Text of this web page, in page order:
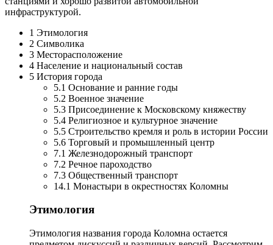
инфраструктурой.
1 Этимология
2 Символика
3 Месторасположение
4 Население и национальный состав
5 История города
5.1 Основание и ранние годы
5.2 Военное значение
5.3 Присоединение к Московскому княжеству
5.4 Религиозное и культурное значение
5.5 Строительство кремля и роль в истории России
5.6 Торговый и промышленный центр
7.1 Железнодорожный транспорт
7.2 Речное пароходство
7.3 Общественный транспорт
14.1 Монастыри в окрестностях Коломны
Этимология
Этимология названия города Коломна остается